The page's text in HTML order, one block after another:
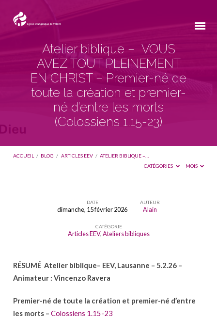
Atelier biblique – VOUS
AVEZ TOUT PLEINEMENT
EN CHRIST – Premier-né de
toute la création et premier-
né d’entre les morts
(Colossiens 1.15-23)
ACCUEIL / BLOG / ARTICLES EEV / ATELIER BIBLIQUE –…
CATÉGORIES
MOIS
AVEZ
TOUT
PLEINEMENT
EN
DATE
dimanche, 15 février 2026
AUTEUR
Alain
CATÉGORIE
Articles EEV,Ateliers bibliques
RÉSUMÉ Atelier biblique– EEV, Lausanne – 5.2.26 –
Animateur : Vincenzo Ravera
Premier-né de toute la création et premier-né d’entre
les morts – Colossiens 1.15-23